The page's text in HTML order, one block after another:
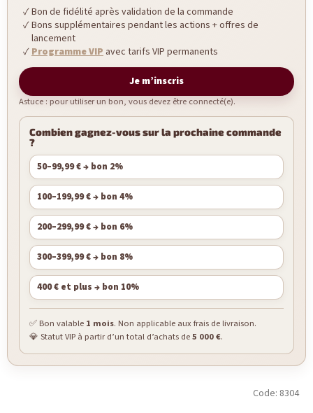
Bon de fidélité après validation de la commande
Bons supplémentaires pendant les actions + offres de
lancement
Programme VIP avec tarifs VIP permanents
Je m’inscris
Astuce : pour utiliser un bon, vous devez être connecté(e).
Combien gagnez-vous sur la prochaine commande
?
50–99,99 € → bon 2%
100–199,99 € → bon 4%
200–299,99 € → bon 6%
300–399,99 € → bon 8%
400 € et plus → bon 10%
✅ Bon valable 1 mois. Non applicable aux frais de livraison.
💎 Statut VIP à partir d’un total d’achats de5 000 €.
Code: 8304